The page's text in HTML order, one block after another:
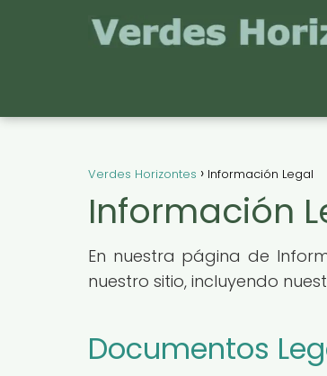
Verdes Horizontes Información Legal
Información
En nuestra página de
nuestro sitio, incluyendo
Documentos